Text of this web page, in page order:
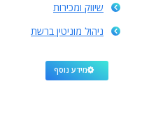
שיווק ומכירות
ניהול מוניטין ברשת
מידע נוסף